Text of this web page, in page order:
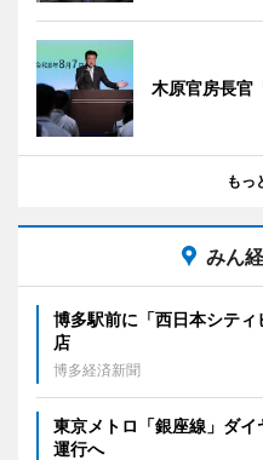
木原官房長官
もっ
みん
博多駅前に「西日本シテ
店
博多経済新聞
東京メトロ「銀座線」ダ
運行へ